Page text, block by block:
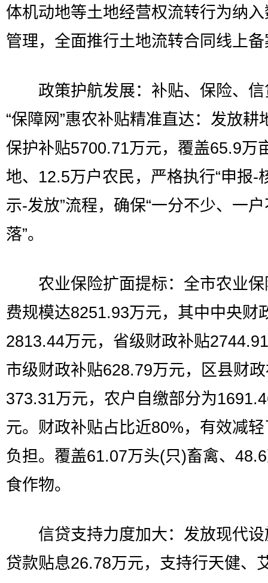
体机动地等土地经营权流转行为纳
管理，全面推行土地流转合同线上
政策护航发展：补贴、保险、信
“保障网”惠农补贴精准直达：发放耕
保护补贴5700.71万元，覆盖65.9万
地、12.5万户农民，严格执行“申报-
示-发放”流程，确保“一分不少、一
落”。
农业保险扩面提标：全市农业保
费规模达8251.93万元，其中中央财
2813.44万元，省级财政补贴
市级财政补贴628.79万元，区县财
373.31万元，农户自缴部分为
元。财政补贴占比近80%，有效减
负担。覆盖61.07万头(只)畜禽、
食作物。
信贷支持力度加大：发放现代设
贷款贴息26.78万元，支持行天健、